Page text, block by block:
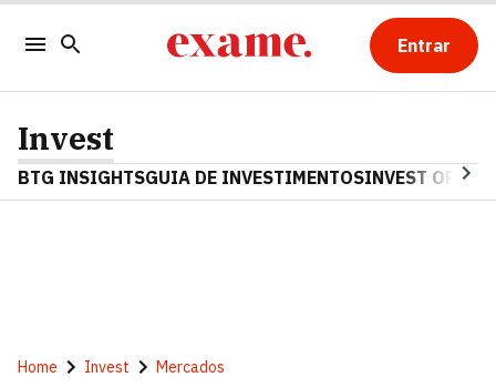
Entrar
Invest
BTG INSIGHTSGUIA DE INVESTIMENTOSINVEST OPINA
Home Invest Mercados